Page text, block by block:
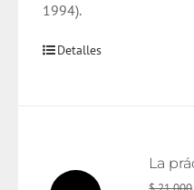
1994).
Detalles